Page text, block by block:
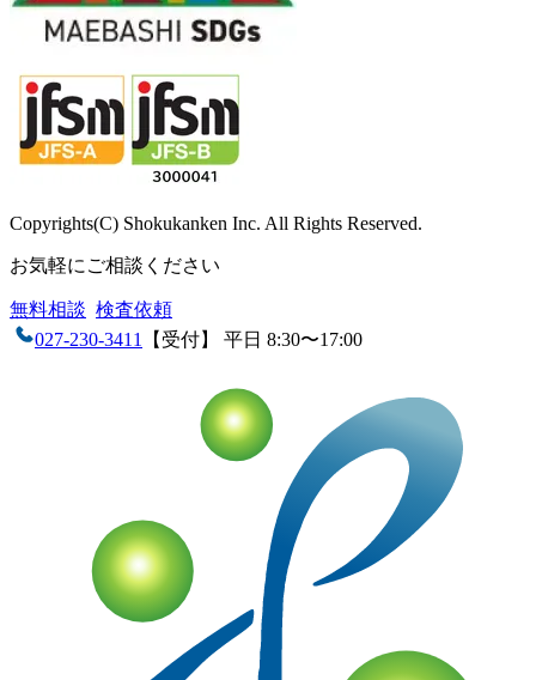
Copyrights(C) Shokukanken Inc. All Rights Reserved.
お気軽にご相談ください
無料相談 検査依頼
027-230-3411
【受付】 平日 8:30〜17:00